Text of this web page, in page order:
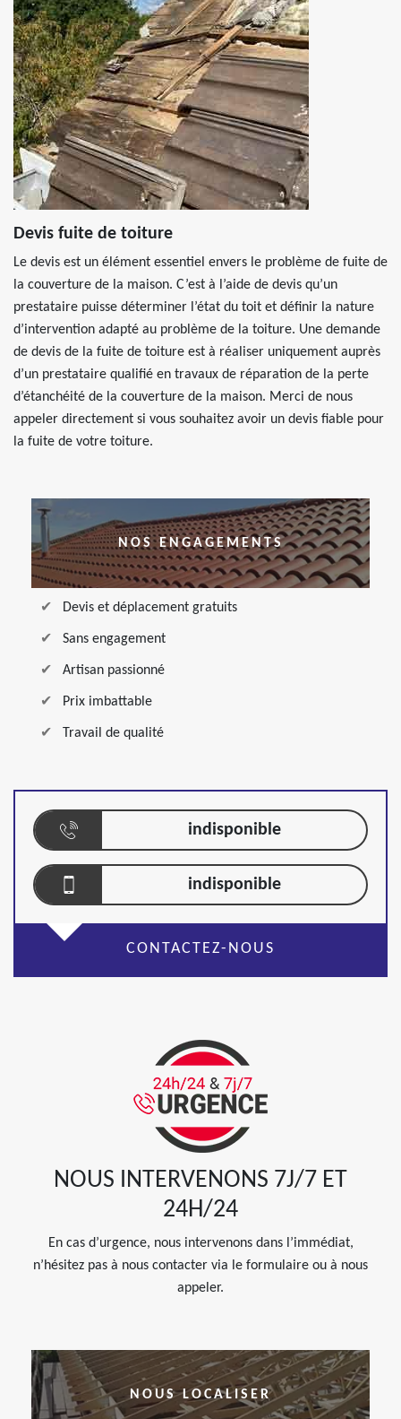
Devis fuite de toiture
Le devis est un élément essentiel envers le problème de fuite de
la couverture de la maison. C’est à l’aide de devis qu’un
prestataire puisse déterminer l’état du toit et définir la nature
d’intervention adapté au problème de la toiture. Une demande
de devis de la fuite de toiture est à réaliser uniquement auprès
d’un prestataire qualifié en travaux de réparation de la perte
d’étanchéité de la couverture de la maison. Merci de nous
appeler directement si vous souhaitez avoir un devis fiable pour
la fuite de votre toiture.
NOS ENGAGEMENTS
Devis et déplacement gratuits
Sans engagement
Artisan passionné
Prix imbattable
Travail de qualité
indisponible
indisponible
CONTACTEZ-NOUS
NOUS INTERVENONS 7J/7 ET
24H/24
En cas d’urgence, nous intervenons dans l’immédiat,
n’hésitez pas à nous contacter via le formulaire ou à nous
appeler.
NOUS LOCALISER